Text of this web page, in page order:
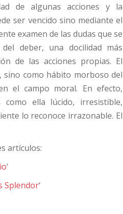
de algunas acciones y la
ser vencido sino mediante el
examen de las dudas que se
deber, una docilidad más
de las acciones propias. El
sino como hábito morboso del
el campo moral. En efecto,
ella lúcido, irresistible,
lo reconoce irrazonable. El
artículos:
‘
Splendor‘